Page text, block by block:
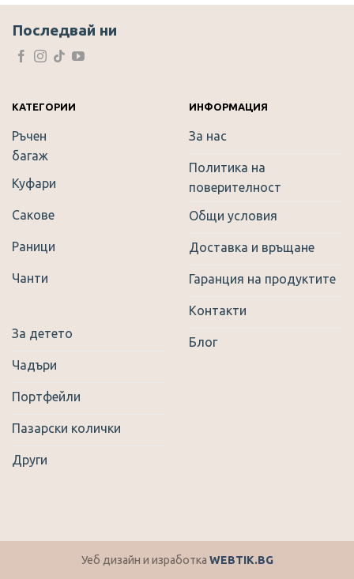
variants.
The
may
on
product
page
Последвай ни
КАТЕГОРИИ
Ръчен
багаж
Куфари
Сакове
Раници
Чанти
За детето
Чадъри
Портфейли
Пазарски колички
Други
ИНФОРМАЦИЯ
За нас
Политика на
поверителност
Общи условия
Доставка и връщане
Гаранция на продуктите
Контакти
Блог
Уеб дизайн и изработка WEBTIK.BG